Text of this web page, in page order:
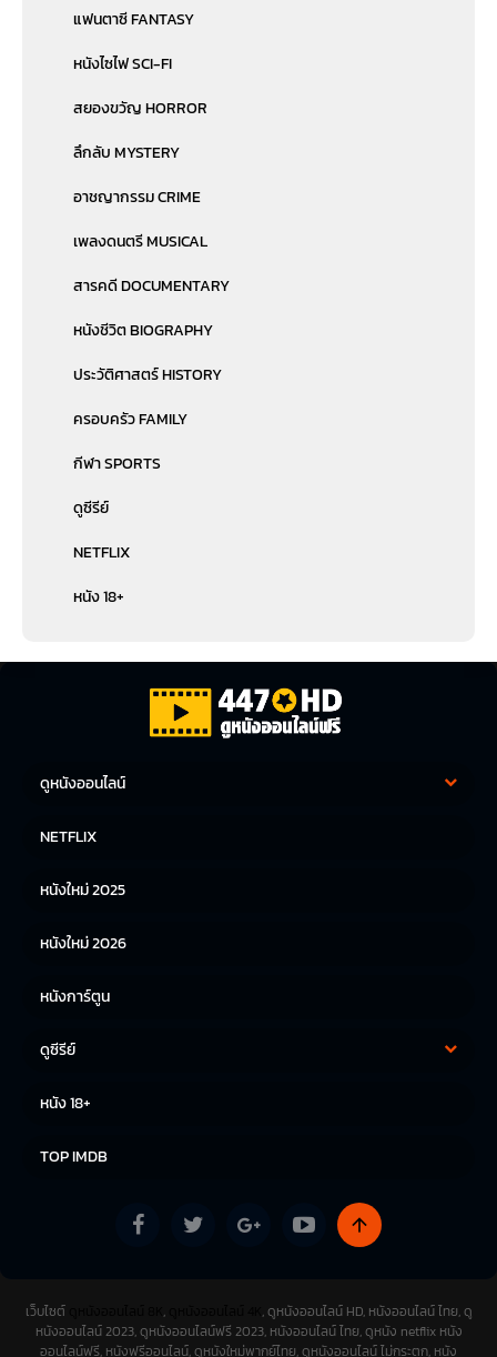
แฟนตาซี FANTASY
หนังไซไฟ SCI-FI
สยองขวัญ HORROR
ลึกลับ MYSTERY
อาชญากรรม CRIME
เพลงดนตรี MUSICAL
สารคดี DOCUMENTARY
หนังชีวิต BIOGRAPHY
ประวัติศาสตร์ HISTORY
ครอบครัว FAMILY
กีฬา SPORTS
ดูซีรีย์
NETFLIX
หนัง 18+
ดูหนังออนไลน์
หนังญี่ปุ่น
NETFLIX
หนังใหม่ 2025
หนังใหม่ 2026
หนังการ์ตูน
ดูซีรีย์
หนัง 18+
TOP IMDB
เว็บไซต์ ,
, ดูหนังออนไลน์ HD, หนังออนไลน์ ไทย, ดู
หนังออนไลน์ 2023, ดูหนังออนไลน์ฟรี 2023, หนังออนไลน์ ไทย, ดูหนัง netflix หนัง
ออนไลน์ฟรี, หนังฟรีออนไลน์, ดูหนังใหม่พากย์ไทย, ดูหนังออนไลน์ ไม่กระตุก, หนัง